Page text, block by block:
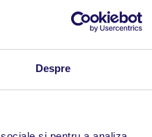
Despre
în